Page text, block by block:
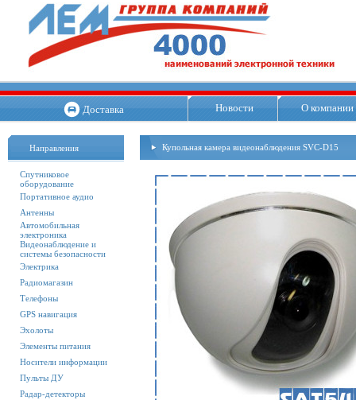
Доставка Новости О компании
Направления
Спутниковое
оборудование
Портативное аудио
Антенны
Автомобильная
электроника
Видеонаблюдение и
системы безопасности
Электрика
Радиомагазин
Телефоны
GPS навигация
Эхолоты
Элементы питания
Носители информации
Пульты ДУ
Радар-детекторы
Купольная камера видеонаблюдения SVC-D15